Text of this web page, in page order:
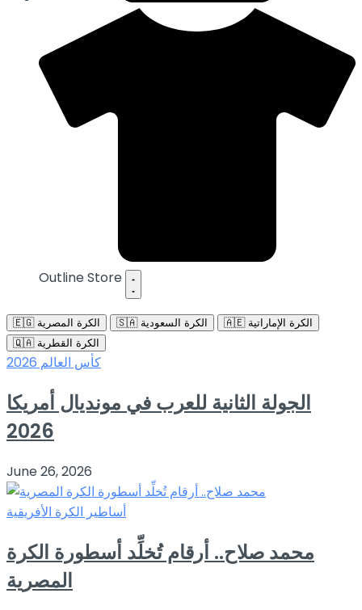
Outline Store
🇪🇬 الكرة المصرية 🇸🇦 الكرة السعودية
🇦🇪 الكرة الإماراتية
🇶🇦 الكرة القطرية
كأس العالم 2026
الجولة الثانية للعرب في مونديال أمريكا
2026
June 26, 2026
أساطير الكرة الأفريقية
محمد صلاح.. أرقام تُخلِّد أسطورة الكرة
المصرية